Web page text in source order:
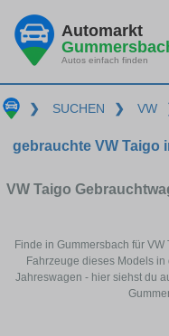
Automarkt
Autos einfach finden
❯ SUCHEN ❯ VW
gebrauchte VW Taigo
VW Taigo
Finde in Gummersbach für
Fahrzeuge dieses Models
Jahreswagen - hier siehst du